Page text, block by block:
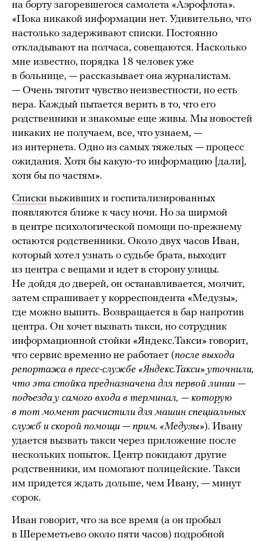
на борту загоревшегося самолета «Аэрофлота».
«Пока никакой информации нет. Удивительно, что
настолько задерживают списки. Постоянно
откладывают на полчаса, совещаются. Насколько
мне известно, порядка 18 человек уже
в больнице, — рассказывает она журналистам.
— Очень тяготит чувство неизвестности, но есть
вера. Каждый пытается верить в то, что его
родственники и знакомые еще живы. Мы новостей
никаких не получаем, все, что узнаем, —
из интернета. Одно из самых тяжелых — процесс
ожидания. Хотя бы какую-то информацию [дали],
хотя бы по частям».
Списки выживших и госпитализированных
появляются ближе к часу ночи. Но за ширмой
в центре психологической помощи по-прежнему
остаются родственники. Около двух часов Иван,
который хотел узнать о судьбе брата, выходит
из центра с вещами и идет в сторону улицы.
Не дойдя до дверей, он останавливается, молчит,
затем спрашивает у корреспондента «Медузы»,
где можно выпить. Возвращается в бар напротив
центра. Он хочет вызвать такси, но сотрудник
информационной стойки «Яндекс.Такси» говорит,
что сервис временно не работает (после выхода
репортажа в пресс-службе «Яндекс.Такси» уточнили,
что эта стойка предназначена для первой линии —
подъезда у самого входа в терминал, — которую
в тот момент расчистили для машин специальных
служб и скорой помощи — прим. «Медузы»). Ивану
удается вызвать такси через приложение после
нескольких попыток. Центр покидают другие
родственники, им помогают полицейские. Такси
им придется ждать дольше, чем Ивану, — минут
сорок.
Иван говорит, что за все время (а он пробыл
в Шереметьево около пяти часов) подробной